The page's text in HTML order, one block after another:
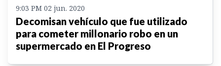
9:03 PM 02 jun. 2020
Decomisan vehículo que fue utilizado
para cometer millonario robo en un
supermercado en El Progreso